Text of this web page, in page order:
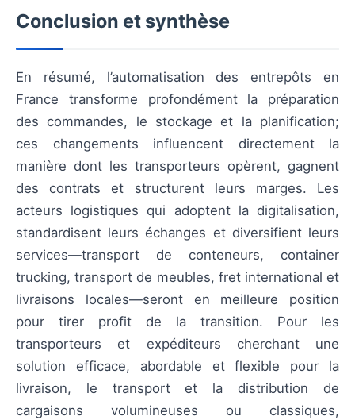
Conclusion et synthèse
En résumé, l’automatisation des entrepôts en
France transforme profondément la préparation
des commandes, le stockage et la planification;
ces changements influencent directement la
manière dont les transporteurs opèrent, gagnent
des contrats et structurent leurs marges. Les
acteurs logistiques qui adoptent la digitalisation,
standardisent leurs échanges et diversifient leurs
services—transport de conteneurs, container
trucking, transport de meubles, fret international et
livraisons locales—seront en meilleure position
pour tirer profit de la transition. Pour les
transporteurs et expéditeurs cherchant une
solution efficace, abordable et flexible pour la
livraison, le transport et la distribution de
cargaisons volumineuses ou classiques,